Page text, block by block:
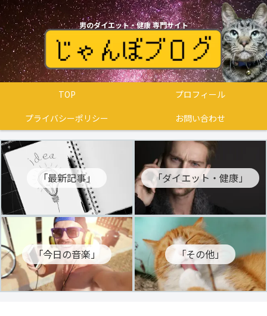
男のダイエット・健康 専門サイト
TOP
プロフィール
プライバシーポリシー
お問い合わせ
「最新記事」 「ダイエット・健康」
「今日の音楽」 「その他」